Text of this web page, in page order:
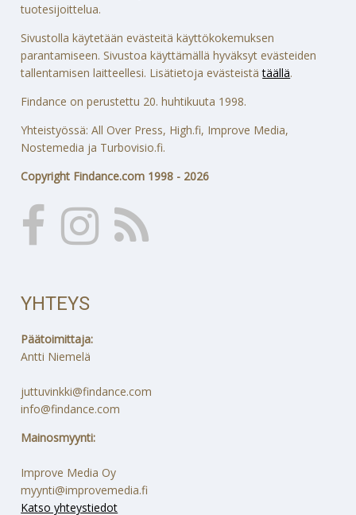
tuotesijoittelua.
Sivustolla käytetään evästeitä käyttökokemuksen
parantamiseen. Sivustoa käyttämällä hyväksyt evästeiden
tallentamisen laitteellesi. Lisätietoja evästeistätäällä.
Findance on perustettu 20. huhtikuuta 1998.
Yhteistyössä: All Over Press, High.fi, Improve Media,
Nostemedia ja Turbovisio.fi.
Copyright Findance.com 1998 - 2026
YHTEYS
Päätoimittaja:
Antti Niemelä
juttuvinkki@findance.com
info@findance.com
Mainosmyynti:
Improve Media Oy
myynti@improvemedia.fi
Katso yhteystiedot